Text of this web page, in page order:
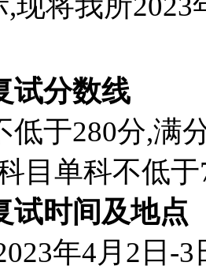
试分数线
低于280分,满
目单科不低
试时间及地点
年4月2日-3